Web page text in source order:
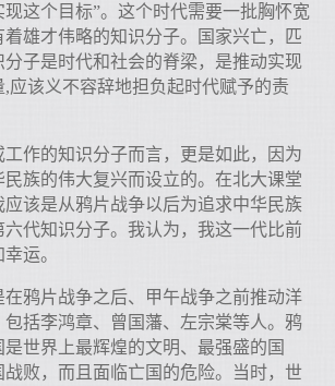
这个目标”。这个时代需要一批胸怀宽
雄才伟略的知识分子。国家兴亡，匹
分子是时代和社会的脊梁，是推动实现
应该义不容辞地担负起时代赋予的责
作的知识分子而言，更是如此，因为
族的伟大复兴而设立的。在北大课堂
应该是从鸦片战争以后为追求中华民族
代知识分子。我认为，我这一代比前
运。
在鸦片战争之后、甲午战争之前推动洋
包括李鸿章、曾国藩、左宗棠等人。鸦
世界上最辉煌的文明、最强盛的国
战败，而且面临亡国的危险。当时，世